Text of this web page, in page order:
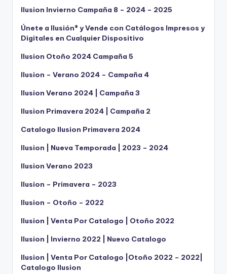
Ilusion Invierno Campaña 8 – 2024 – 2025
Únete a Ilusión® y Vende con Catálogos Impresos y
Digitales en Cualquier Dispositivo
Ilusion Otoño 2024 Campaña 5
Ilusion – Verano 2024 – Campaña 4
Ilusion Verano 2024 | Campaña 3
Ilusion Primavera 2024 | Campaña 2
Catalogo Ilusion Primavera 2024
Ilusion | Nueva Temporada | 2023 – 2024
Ilusion Verano 2023
Ilusion – Primavera – 2023
Ilusion – Otoño – 2022
Ilusion | Venta Por Catalogo | Otoño 2022
Ilusion | Invierno 2022 | Nuevo Catalogo
Ilusion | Venta Por Catalogo |Otoño 2022 – 2022|
Catalogo Ilusion